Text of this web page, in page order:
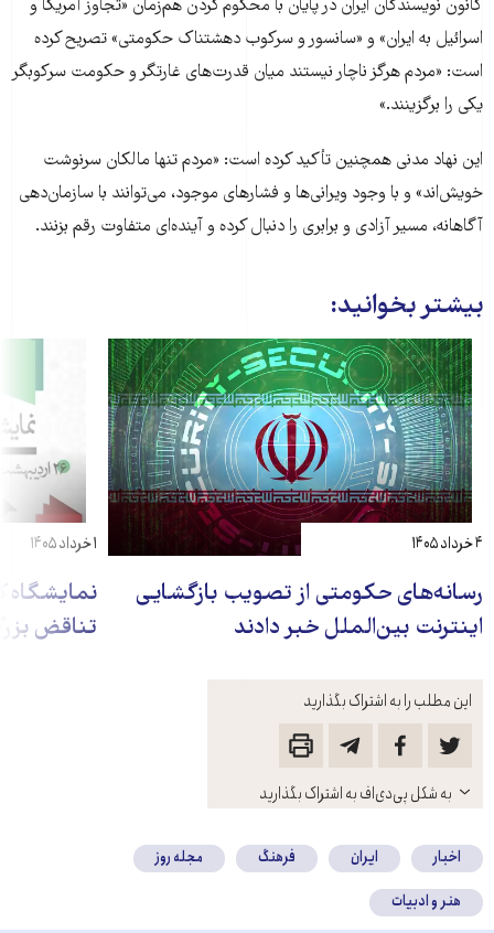
این مطلب را به اشتراک بگذارید
باز
کنید
به شکل پی‌دی‌اف به اشتراک بگذارید
کانون نویسندگان ایران در پایان با محکوم کردن هم‌زمان «تجاوز آمریکا و
اسرائیل به ایران» و «سانسور و سرکوب دهشتناک حکومتی» تصریح کرده
است: «مردم هرگز ناچار نیستند میان قدرت‌های غارتگر و حکومت سرکوبگر
یکی را برگزینند.»
این نهاد مدنی همچنین تأکید کرده است: «مردم تنها مالکان سرنوشت
خویش‌اند» و با وجود ویرانی‌ها و فشارهای موجود، می‌توانند با سازمان‌دهی
آگاهانه، مسیر آزادی و برابری را دنبال کرده و آینده‌ای متفاوت رقم بزنند.
بیشتر بخوانید:
رسانه‌های حکومتی از تصویب بازگشایی
اینترنت بین‌الملل خبر دادند
۴ خرداد ۱۴۰۵
نمایشگاه
تناقض
۱ خرداد ۱۴۰۵
اخبار ایران فرهنگ
مجله روز
هنر و ادبیات